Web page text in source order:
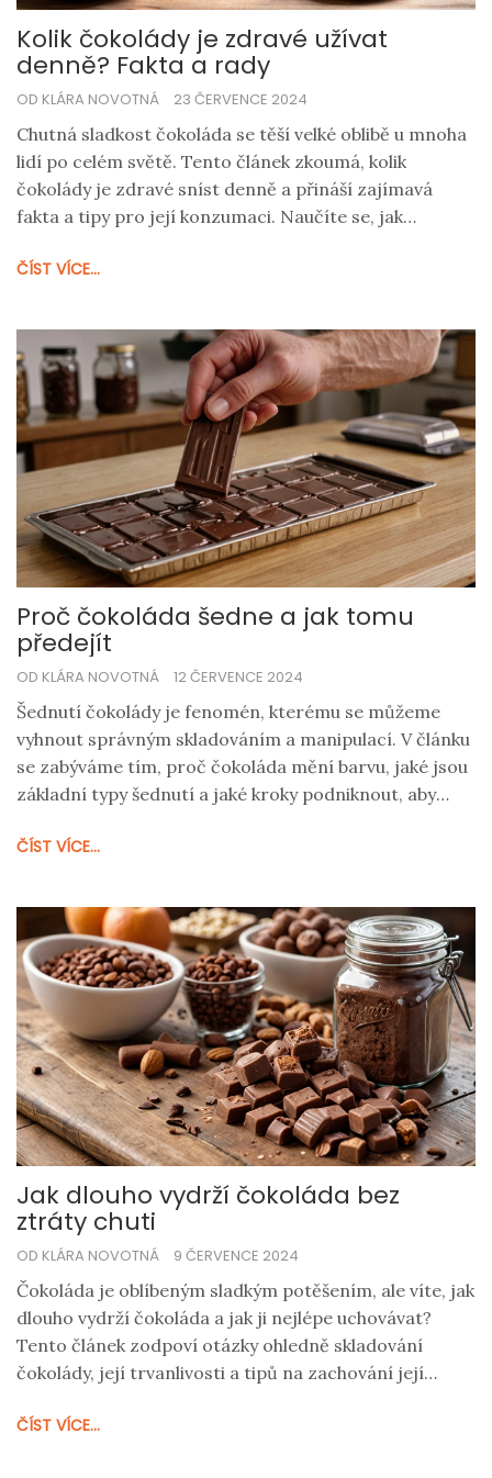
Kolik čokolády je zdravé užívat
denně? Fakta a rady
OD KLÁRA NOVOTNÁ 23 ČERVENCE 2024
Chutná sladkost čokoláda se těší velké oblibě u mnoha
lidí po celém světě. Tento článek zkoumá, kolik
čokolády je zdravé sníst denně a přináší zajímavá
fakta a tipy pro její konzumaci. Naučíte se, jak
dávat pozor, abyste si nezpůsobili zdravotní problémy.
ČÍST VÍCE...
Proč čokoláda šedne a jak tomu
předejít
OD KLÁRA NOVOTNÁ 12 ČERVENCE 2024
Šednutí čokolády je fenomén, kterému se můžeme
vyhnout správným skladováním a manipulací. V článku
se zabýváme tím, proč čokoláda mění barvu, jaké jsou
základní typy šednutí a jaké kroky podniknout, aby
otázky, jak ovlivňuje teplota a vlhkost kvalitu čokolády
díla.
ČÍST VÍCE...
Jak dlouho vydrží čokoláda bez
ztráty chuti
OD KLÁRA NOVOTNÁ 9 ČERVENCE 2024
Čokoláda je oblíbeným sladkým potěšením, ale víte, jak
dlouho vydrží čokoláda a jak ji nejlépe uchovávat?
Tento článek zodpoví otázky ohledně skladování
čokolády, její trvanlivosti a tipů na zachování její
výhodách čokolády a na co si dát pozor při jejím
ČÍST VÍCE...